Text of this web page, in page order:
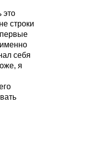
это
строки
себя
я